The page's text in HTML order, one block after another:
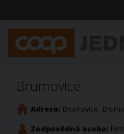
Brumovice
Adresa: Brumovice,
Zodpovědná osoba: